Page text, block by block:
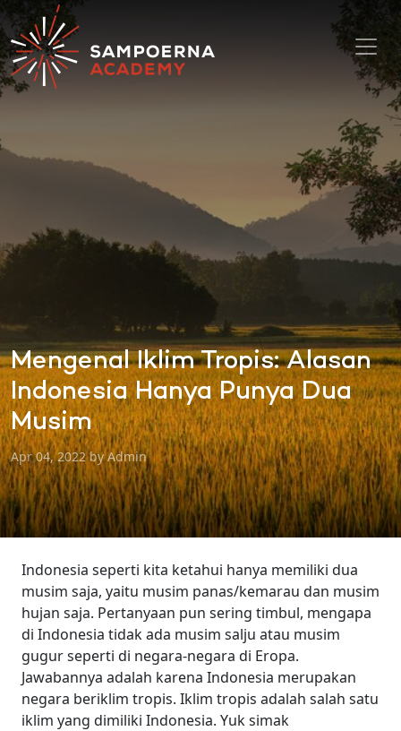
Mengenal Iklim Tropis: Alasan
Indonesia Hanya Punya Dua
Musim
Apr 04, 2022 by Admin
Indonesia seperti kita ketahui hanya memiliki dua
musim saja, yaitu musim panas/kemarau dan musim
hujan saja. Pertanyaan pun sering timbul, mengapa
di Indonesia tidak ada musim salju atau musim
gugur seperti di negara-negara di Eropa.
Jawabannya adalah karena Indonesia merupakan
negara beriklim tropis. Iklim tropis adalah salah satu
iklim yang dimiliki Indonesia. Yuk simak